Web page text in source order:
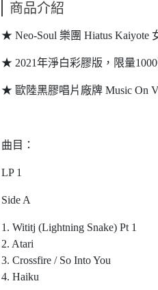
商品介紹
★ Neo-Soul 樂團 Hiatus Kaiyote
★ 2021年淨白彩膠版，限量
★ 歐陸黑膠唱片廠牌 Music On
曲目：
LP 1
Side A
1. Wititj (Lightning Snake) Pt 1
2. Atari
3. Crossfire / So Into You
4. Haiku